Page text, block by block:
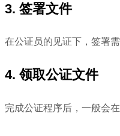
3. 签署文件
在公证员的见证下，签署
4. 领取公证文件
完成公证程序后，一般会